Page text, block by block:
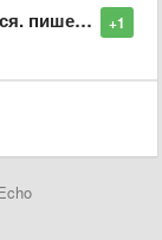
+1
и что делать